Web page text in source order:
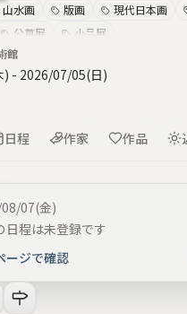
山水画 版画 現代日本画
公募展
小品展
館
) - 2026/07/05(日)
日程 作家 作品
07(金)
日程は未登録です
ージで確認